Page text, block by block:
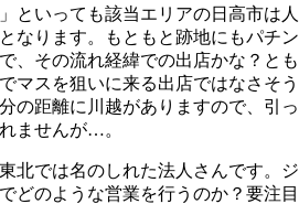
といっても該当エリアの日高市は人
なります。もともと跡地にもパチン
、その流れ経緯での出店かな？とも
マスを狙いに来る出店ではなさそう
の距離に川越がありますので、引っ
ませんが…。
北では名のしれた法人さんです。ジ
どのような営業を行うのか？要注目